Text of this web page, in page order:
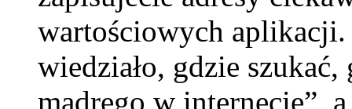
wartościowych
wiedziało, gdzie
mądrego w internecie”,